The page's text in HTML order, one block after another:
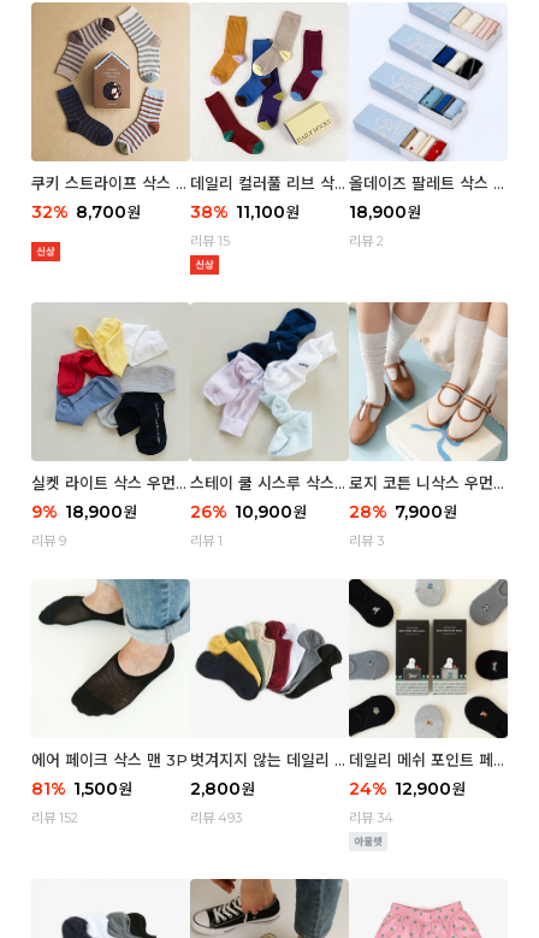
쿠키 스트라이프 삭스 우
먼 2P
32% 8,700원
데일리 컬러풀 리브 삭스
우먼 3P 세트
38% 11,100원
리뷰 15
올데이즈 팔레트 삭스 우
먼 5P
18,900원
리뷰 2
실켓 라이트 삭스 우먼 3
P
9% 18,900원
리뷰 9
스테이 쿨 시스루 삭스
우먼 2P
26% 10,900원
리뷰 1
로지 코튼 니삭스 우먼 1
P
28% 7,900원
리뷰 3
에어 페이크 삭스 맨 3P
81% 1,500원
리뷰 152
벗겨지지 않는 데일리 페
이크 삭스 (우먼)
2,800원
리뷰 493
데일리 메쉬 포인트 페이
크 삭스 우먼 4P
24% 12,900원
리뷰 34